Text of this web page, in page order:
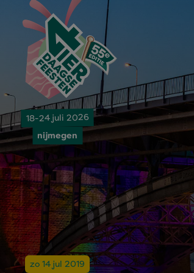
18-24 juli 2026
nijmegen
zo 14 jul 2019